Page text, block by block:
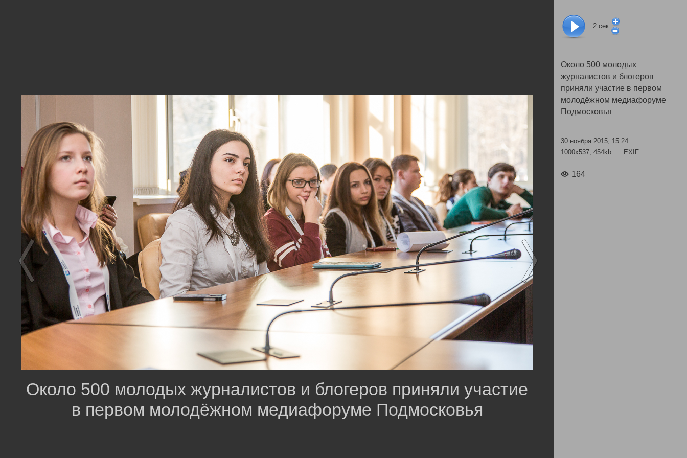
2 сек.
Около 500 молодых
журналистов и блогеров
приняли участие в первом
молодёжном медиафоруме
Подмосковья
30 ноября 2015, 15:24
1000x537, 454kb
EXIF
164
Около 500 молодых журналистов и блогеров приняли участие
в первом молодёжном медиафоруме Подмосковья